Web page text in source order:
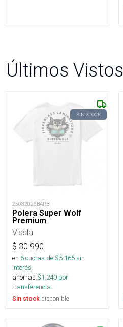
Últimos Vistos
SIN STOCK
25082026BARB
Polera Super Wolf
Premium
Vissla
$ 30.990
en 6cuotas de $5.165sin
interés
ahorras $1.240 por
transferencia.
Sin stock disponible